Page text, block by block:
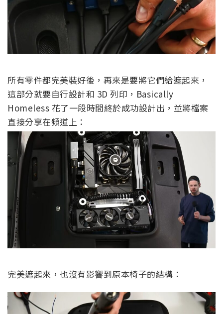
所有零件都完美裝好後，再來是要將它們給遮起來，
這部分就要自行設計和 3D 列印，Basically
Homeless 花了一段時間終於成功設計出，並將檔案
直接分享在頻道上：
完美遮起來，也沒有影響到原本椅子的結構：